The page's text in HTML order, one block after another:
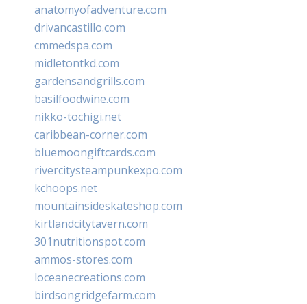
anatomyofadventure.com
drivancastillo.com
cmmedspa.com
midletontkd.com
gardensandgrills.com
basilfoodwine.com
nikko-tochigi.net
caribbean-corner.com
bluemoongiftcards.com
rivercitysteampunkexpo.com
kchoops.net
mountainsideskateshop.com
kirtlandcitytavern.com
301nutritionspot.com
ammos-stores.com
loceanecreations.com
birdsongridgefarm.com